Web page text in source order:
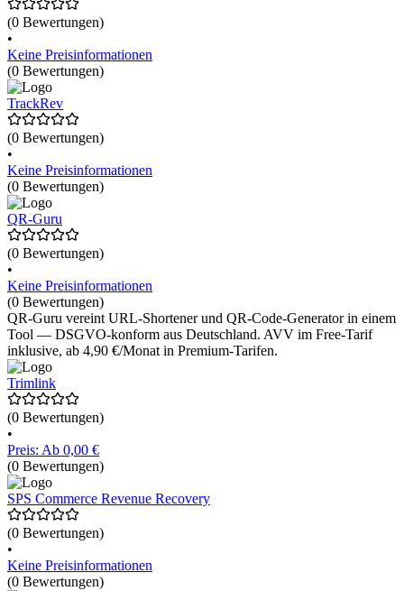
(0 Bewertungen)
•
Keine Preisinformationen
(0 Bewertungen)
TrackRev
(0 Bewertungen)
•
Keine Preisinformationen
(0 Bewertungen)
QR-Guru
(0 Bewertungen)
•
Keine Preisinformationen
(0 Bewertungen)
QR-Guru vereint URL-Shortener und QR-Code-Generator in einem
Tool — DSGVO-konform aus Deutschland. AVV im Free-Tarif
inklusive, ab 4,90 €/Monat in Premium-Tarifen.
Trimlink
(0 Bewertungen)
•
Preis: Ab 0,00 €
(0 Bewertungen)
SPS Commerce Revenue Recovery
(0 Bewertungen)
•
Keine Preisinformationen
(0 Bewertungen)